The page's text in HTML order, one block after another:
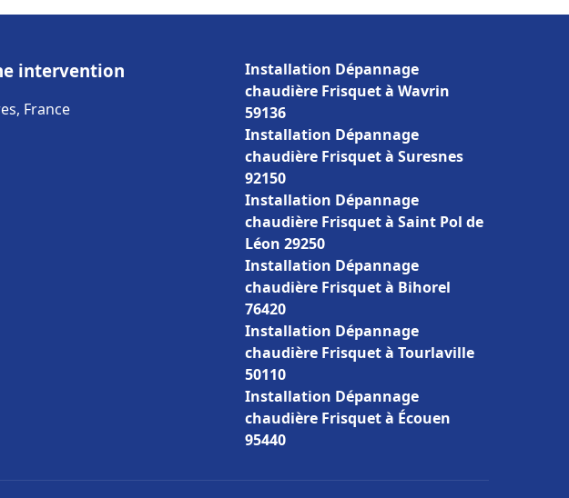
intervention
France
Installation Dépannage
chaudière Frisquet à Wavrin
59136
Installation Dépannage
chaudière Frisquet à Suresnes
92150
Installation Dépannage
chaudière Frisquet à Saint Pol de
Léon 29250
Installation Dépannage
chaudière Frisquet à Bihorel
76420
Installation Dépannage
chaudière Frisquet à Tourlaville
50110
Installation Dépannage
chaudière Frisquet à Écouen
95440